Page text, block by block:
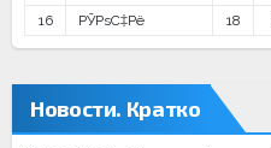
16 РЎРѕС‡Рё 18
Новости. Кратко